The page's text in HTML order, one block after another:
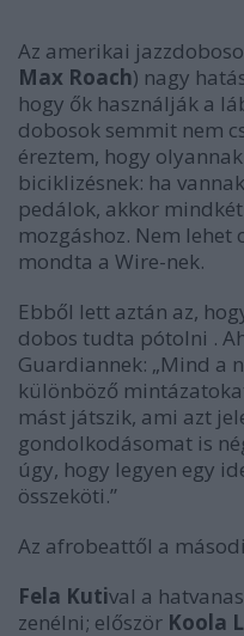
Az amerikai
Max Roach) nagy
hogy ők használják a
dobosok semmit nem
éreztem, hogy
biciklizésnek: ha
pedálok, akkor
mozgáshoz. Nem lehet
mondta a Wire-nek.
Ebből lett aztán az,
dobos tudta pótolni .
Guardiannek: „Mind a
különböző
mást játszik, ami azt
gondolkodásomat is
úgy, hogy legyen egy
összeköti.”
Az afrobeattől a
Fela Kutival a
zenélni; először Koola